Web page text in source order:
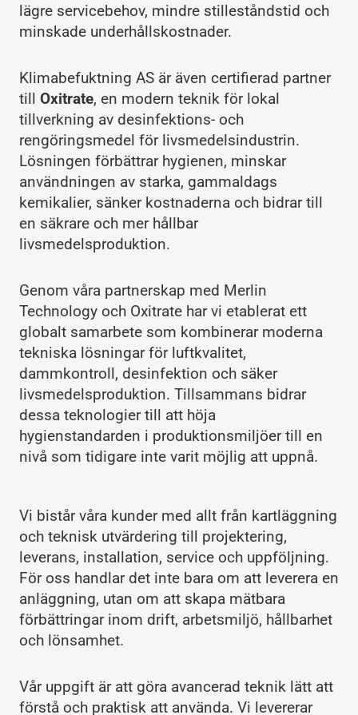
lägre servicebehov, mindre stilleståndstid och
minskade underhållskostnader.
Klimabefuktning AS är även certifierad partner
till Oxitrate, en modern teknik för lokal
tillverkning av desinfektions- och
rengöringsmedel för livsmedelsindustrin.
Lösningen förbättrar hygienen, minskar
användningen av starka, gammaldags
kemikalier, sänker kostnaderna och bidrar till
en säkrare och mer hållbar
livsmedelsproduktion.
Genom våra partnerskap med Merlin
Technology och Oxitrate har vi etablerat ett
globalt samarbete som kombinerar moderna
tekniska lösningar för luftkvalitet,
dammkontroll, desinfektion och säker
livsmedelsproduktion. Tillsammans bidrar
dessa teknologier till att höja
hygienstandarden i produktionsmiljöer till en
nivå som tidigare inte varit möjlig att uppnå.
Vi bistår våra kunder med allt från kartläggning
och teknisk utvärdering till projektering,
leverans, installation, service och uppföljning.
För oss handlar det inte bara om att leverera en
anläggning, utan om att skapa mätbara
förbättringar inom drift, arbetsmiljö, hållbarhet
och lönsamhet.
Vår uppgift är att göra avancerad teknik lätt att
förstå och praktisk att använda. Vi levererar